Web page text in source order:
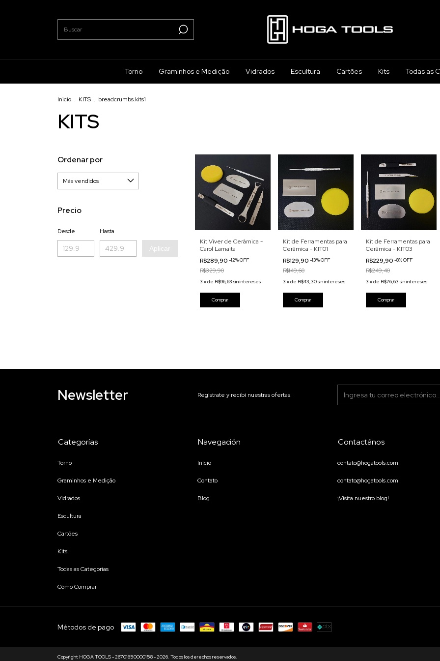
Torno Graminhos e Medição Vidrados Escultura Cartões Kits Todas as
Inicio . KITS . breadcrumbs.kits1
KITS
Ordenar por
Precio
Desde Hasta
Aplicar
Kit Viver de Cerâmica -
Carol Lamaita
R$289,90 -12%OFF
R$329,90
3 xde R$96,63 sin intereses
Kit de Ferramentas para
Cerâmica - KIT01
R$129,90 -13%OFF
R$149,60
3 xde R$43,30sin intereses
Kit de Ferramentas para
Cerâmica - KIT03
R$229,90 -8%OFF
R$249,40
3 xde R$76,63 sin intereses
Newsletter Registrate y recibí nuestras ofertas.
Categorías
Torno
Graminhos e Medição
Vidrados
Escultura
Cartões
Kits
Todas as Categorias
Cómo Comprar
Navegación
Início
Contato
Blog
Contactános
contato@hogatools.com
contato@hogatools.com
¡Visita nuestro blog!
Métodos de pago
Copyright HOGA TOOLS - 26701650000158 - 2026. Todos los derechos reservados.